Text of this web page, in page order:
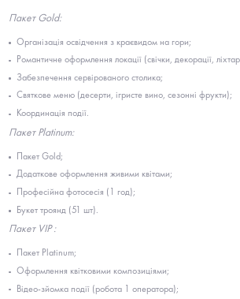
Пакет Gold:
Організація освідчення з краєвидом на гори;
Романтичне оформлення локації (свічки, декорації,
Забезпечення сервірованого столика;
Святкове меню (десерти, ігристе вино, сезонні фрукти);
Координація події.
Пакет Platinum:
Пакет Gold;
Додаткове оформлення живими квітами;
Професійна фотосесія (1 год);
Букет троянд (51 шт).
Пакет VIP :
Пакет Platinum;
Оформлення квітковими композиціями;
Відео-зйомка події (робота 1 оператора);